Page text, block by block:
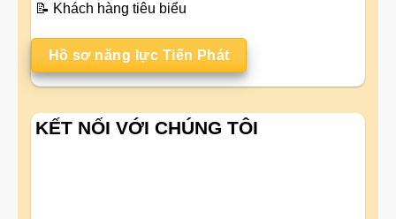
📝 Khách hàng tiêu biểu
Hồ sơ năng lực Tiến Phát
KẾT NỐI VỚI CHÚNG TÔI